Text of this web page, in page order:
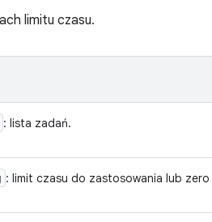
limitu czasu.
: lista zadań.
: limit czasu do zastosowania lub